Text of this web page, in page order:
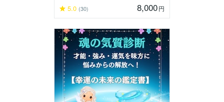
5.0 (30) 8,000円